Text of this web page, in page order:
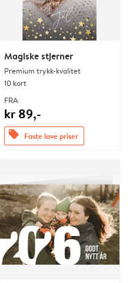
Magiske stjerner
Premium trykk-kvalitet
10 kort
FRA
kr 89,-
offers Faste lave priser